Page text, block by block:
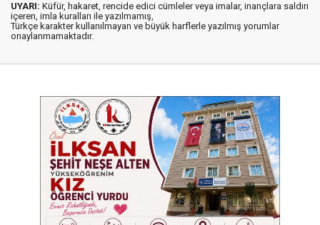
UYARI: Küfür, hakaret, rencide edici cümleler veya imalar, inançlara saldırı
içeren, imla kuralları ile yazılmamış,
Türkçe karakter kullanılmayan ve büyük harflerle yazılmış yorumlar
onaylanmamaktadır.